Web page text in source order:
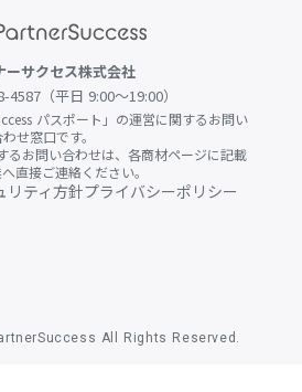
ーサクセス株式会社
4587（平日 9:00〜19:00）
パスポート」の運営に関するお問い
わせ窓口です。
お問い合わせは、各商材ページに記載
直接ご連絡ください。
リティ方針プライバシーポリシー
All Rights Reserved.